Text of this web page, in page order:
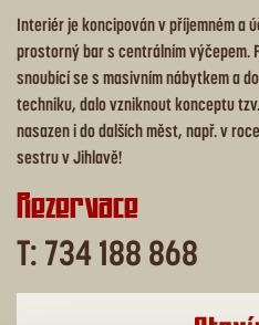
Interiér je koncipován v příjemném a
prostorný bar s centrálním výčepem.
snoubící se s masivním nábytkem a
techniku, dalo vzniknout konceptu tzv.
nasazen i do dalších měst, např. v
sestru v Jihlavě!
Rezervace
T: 734 188 868